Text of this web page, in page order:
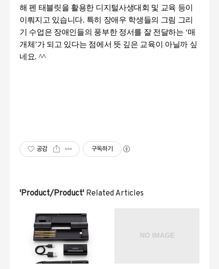
해 펜 태블릿을 활용한 디지털사생대회 및 교육 등이
이뤄지고 있습니다. 특히 장애우 학생들의 그림 그리
기 수업은 장애인들의 풍부한 정서를 잘 전달하는 ‘매
개체 ’가 되고 있다는 점에서 뜻 깊은 교육이 아닐까 싶
네요. ^^
공감 구독하기
'Product/Product' Related Articles